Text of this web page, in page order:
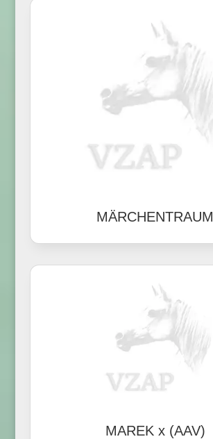
MÄRCHENTRAUM
MAREK x (AAV)